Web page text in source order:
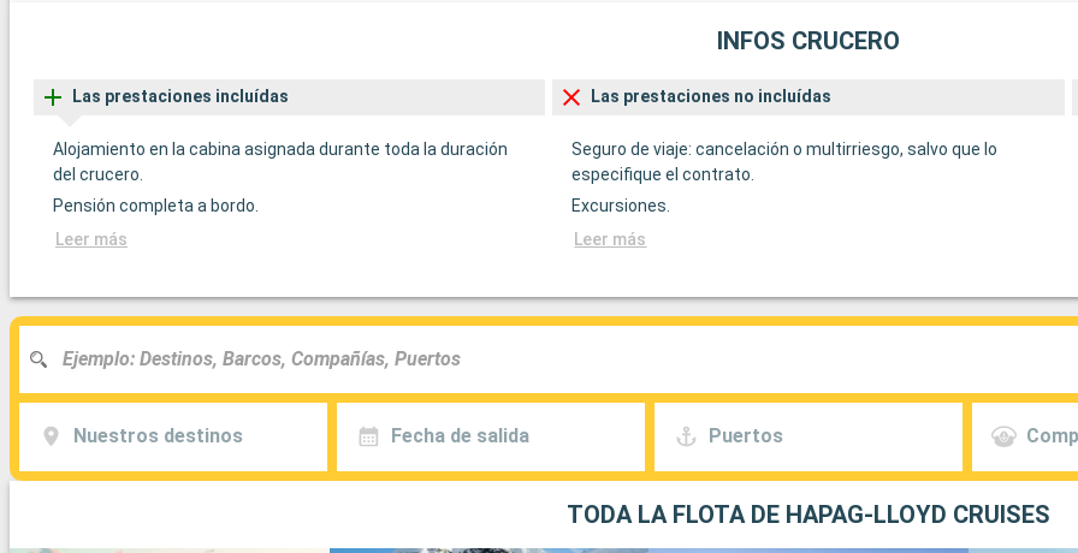
INFOS CRUCERO
Las prestaciones incluídas
Alojamiento en la cabina asignada durante toda la duración
del crucero.
Pensión completa a bordo.
Leer más
Las prestaciones no incluídas
Seguro de viaje: cancelación o multirriesgo, salvo que lo
especifique el contrato.
Excursiones.
Leer más
Nuestros destinos Fecha de salida Puertos
TODA LA FLOTA DE HAPAG-LLOYD CRUISES